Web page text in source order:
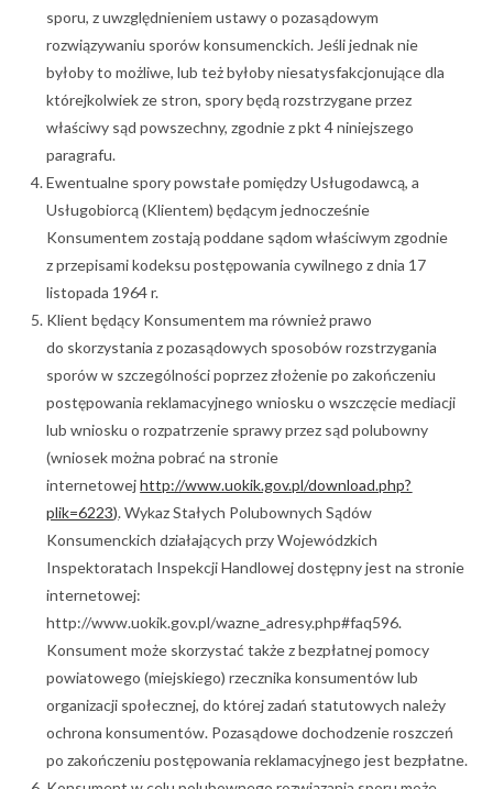
sporu, z uwzględnieniem ustawy o pozasądowym
rozwiązywaniu sporów konsumenckich. Jeśli jednak nie
byłoby to możliwe, lub też byłoby niesatysfakcjonujące dla
którejkolwiek ze stron, spory będą rozstrzygane przez
właściwy sąd powszechny, zgodnie z pkt 4 niniejszego
paragrafu.
Ewentualne spory powstałe pomiędzy Usługodawcą, a
Usługobiorcą (Klientem) będącym jednocześnie
Konsumentem zostają poddane sądom właściwym zgodnie
z przepisami kodeksu postępowania cywilnego z dnia 17
listopada 1964 r.
Klient będący Konsumentem ma również prawo
do skorzystania z pozasądowych sposobów rozstrzygania
sporów w szczególności poprzez złożenie po zakończeniu
postępowania reklamacyjnego wniosku o wszczęcie mediacji
lub wniosku o rozpatrzenie sprawy przez sąd polubowny
(wniosek można pobrać na stronie
internetowejhttp://www.uokik.gov.pl/download.php?
plik=6223). Wykaz Stałych Polubownych Sądów
Konsumenckich działających przy Wojewódzkich
Inspektoratach Inspekcji Handlowej dostępny jest na stronie
internetowej:
http://www.uokik.gov.pl/wazne_adresy.php#faq596.
Konsument może skorzystać także z bezpłatnej pomocy
powiatowego (miejskiego) rzecznika konsumentów lub
organizacji społecznej, do której zadań statutowych należy
ochrona konsumentów. Pozasądowe dochodzenie roszczeń
po zakończeniu postępowania reklamacyjnego jest bezpłatne.